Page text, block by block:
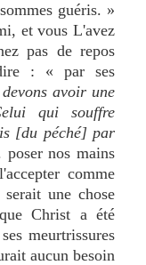
guéris. »
et vous L'avez
pas de repos
: « par ses
avoir une
qui souffre
[du péché] par
poser nos mains
comme
une chose
Christ a été
meurtrissures
aucun besoin